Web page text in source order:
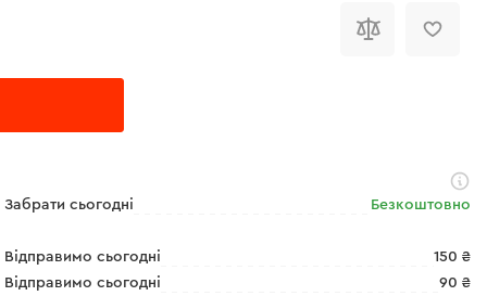
Забрати сьогодні Безкоштовно
Відправимо сьогодні
150 ₴
Відправимо сьогодні
90 ₴